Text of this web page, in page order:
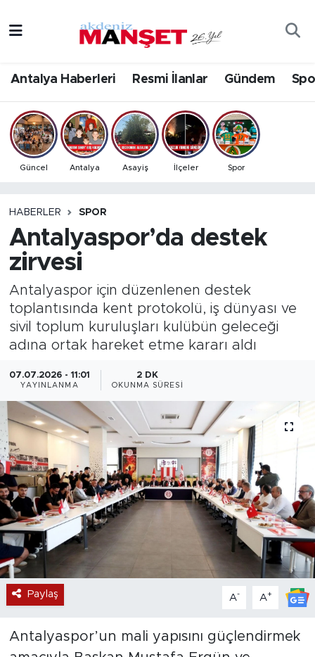
Antalya Haberleri Resmi İlanlar Gündem
Güncel Antalya Asayiş İlçeler Spor
HABERLER SPOR
Antalyaspor’da destek
zirvesi
Antalyaspor için düzenlenen destek
toplantısında kent protokolü, iş dünyası ve
sivil toplum kuruluşları kulübün geleceği
adına ortak hareket etme kararı aldı
07.07.2026 - 11:01
YAYINLANMA
2 DK
OKUNMA SÜRESI
Paylaş A- A+
Antalyaspor’un mali yapısını güçlendirmek
Bilim & Teknoloji
Eğitim
Ekonomi
Gündem
İlçeler
Kültür- Sanat
Magazin
Özel Haber
Politika
Resmi İlanlar
Sağlık
Spor
Turizm
Antalya Hava Durumu
Antalya Namaz Vakitleri
Antalya Trafik Yoğunluk Haritası
Tüm Manşetler
Son Dakika Haberleri
Haber Arşivi